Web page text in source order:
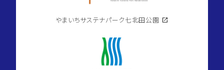
やまいちサステナパーク七北田公園 open_in_new